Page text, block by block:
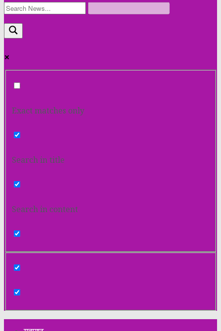
Exact matches only
Search in title
Search in content